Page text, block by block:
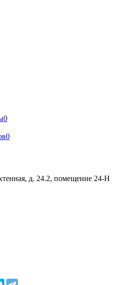
0
0
д. 24.2, помещение 24-Н